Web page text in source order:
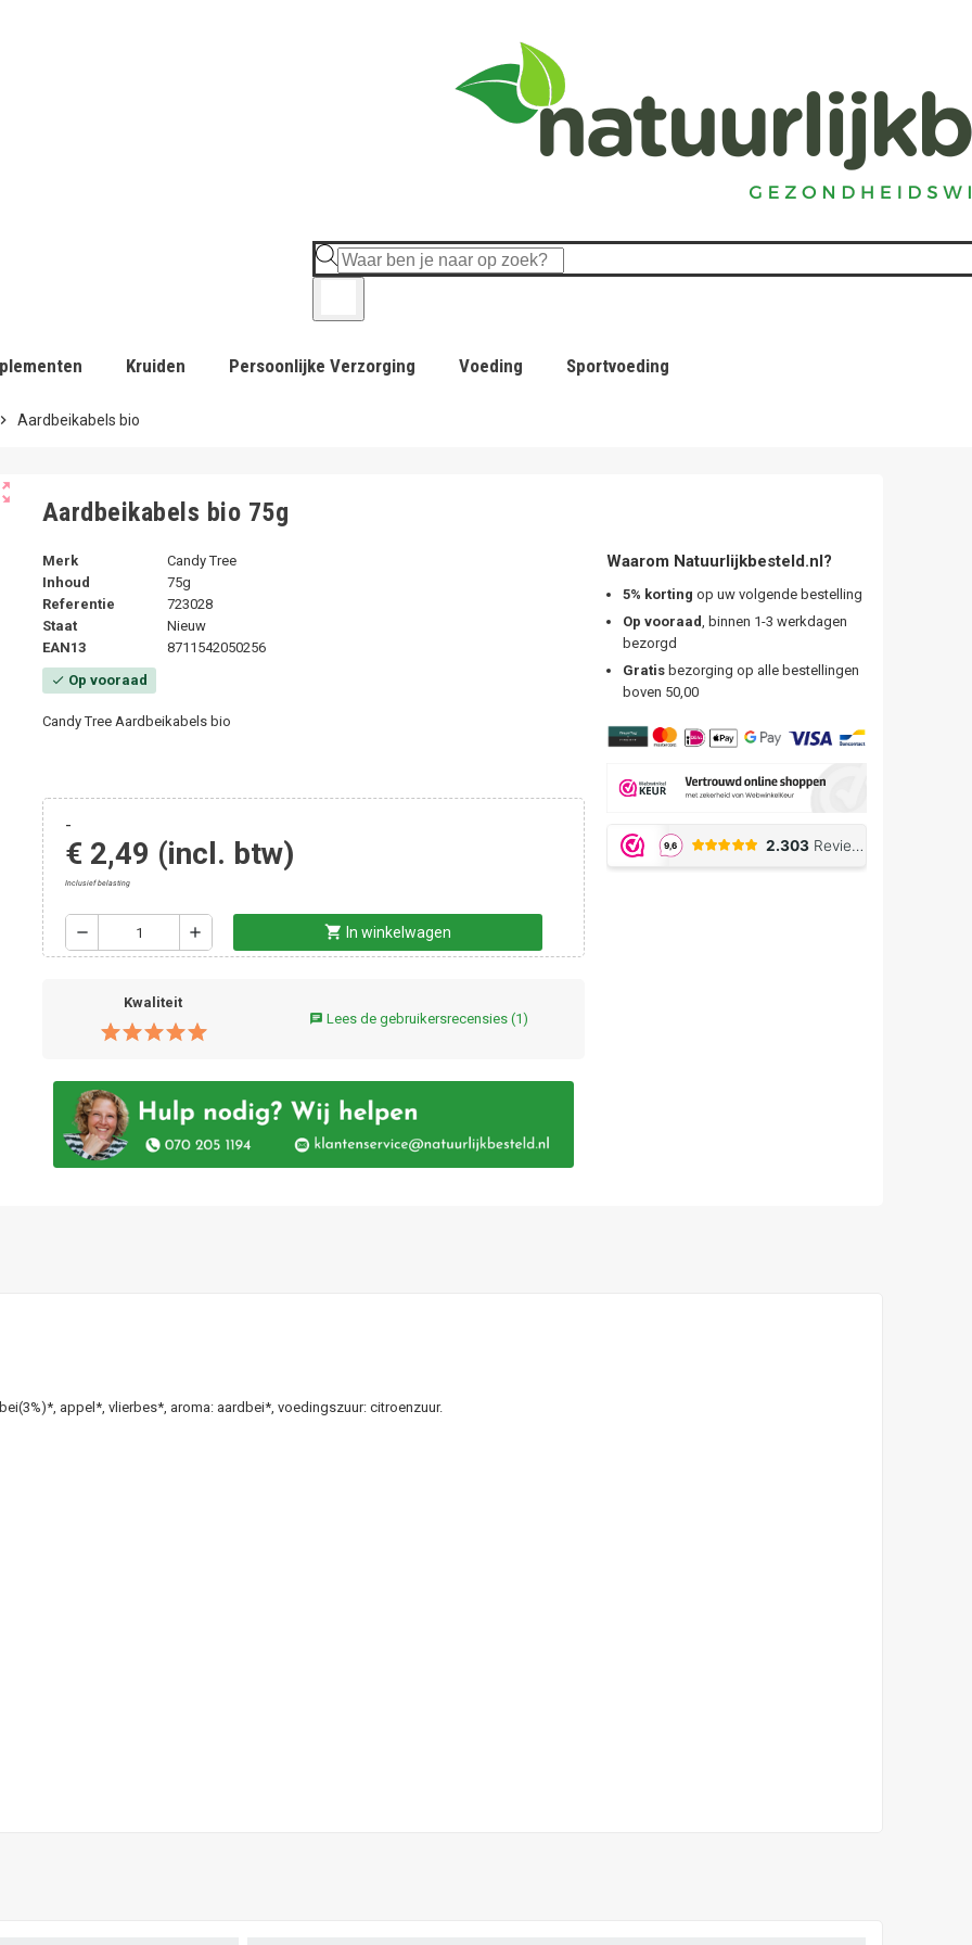
Kruiden Persoonlijke Verzorging Voeding Sportvoeding
chevron_right Aardbeikabels bio
Aardbeikabels bio 75g
Merk
Candy Tree
Inhoud
75g
Referentie
723028
Staat
Nieuw
EAN13
8711542050256
check Op vooraad
Candy Tree Aardbeikabels bio
-
€ 2,49 (incl. btw)
Inclusief belasting
remove add shopping_cart In winkelwagen
Kwaliteit
chat Lees de gebruikersrecensies (1)
Waarom Natuurlijkbesteld.nl?
5% korting op uw volgende bestelling
Op vooraad, binnen 1-3 werkdagen
bezorgd
Gratisbezorging op alle bestellingen
boven 50,00
appel*, vlierbes*, aroma: aardbei*, voedingszuur: citroenzuur.